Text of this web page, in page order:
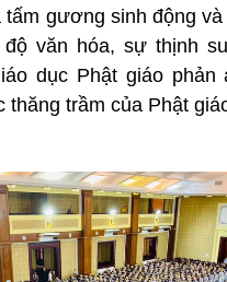
tấm gương sinh động
văn hóa, sự thịnh
dục Phật giáo phản
thăng trầm của Phật